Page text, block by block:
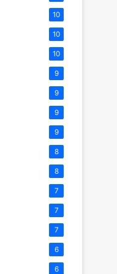
10
10
10
9
9
9
9
8
8
7
7
7
6
6